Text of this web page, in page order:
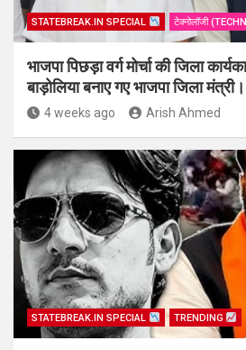
STATEBREAK.IN SPECIAL टेक्नोलॉजी
भाजपा पिछड़ा वर्ग मोर्चा की जिला
बाड़ोलिया बनाए गए भाजपा जिला मंत्री।
4 weeks ago Arish Ahmed
STATEBREAK.IN SPECIAL TRENDING